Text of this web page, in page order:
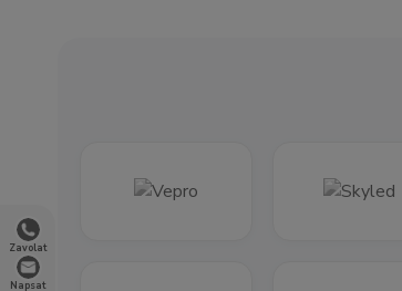
Zavolat
Napsat